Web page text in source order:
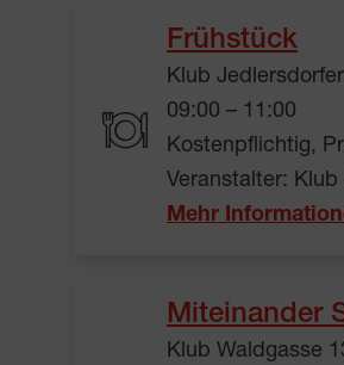
Frühstück
Klub
09:00 – 11:00
Kostenpflichtig,
Veranstalter:
Mehr
Miteinander
Klub Waldgasse